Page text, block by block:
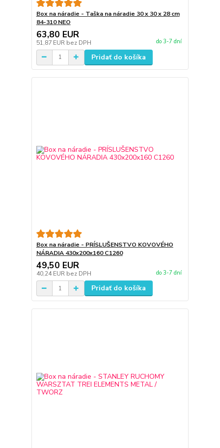
Box na náradie - Taška na náradie 30 x 30 x 28 cm
84-310 NEO
63,80 EUR
51,87 EUR bez DPH do 3-7 dní
Pridať do košíka
Box na náradie - PRÍSLUŠENSTVO KOVOVÉHO
NÁRADIA 430x200x160 C1260
49,50 EUR
40,24 EUR bez DPH do 3-7 dní
Pridať do košíka